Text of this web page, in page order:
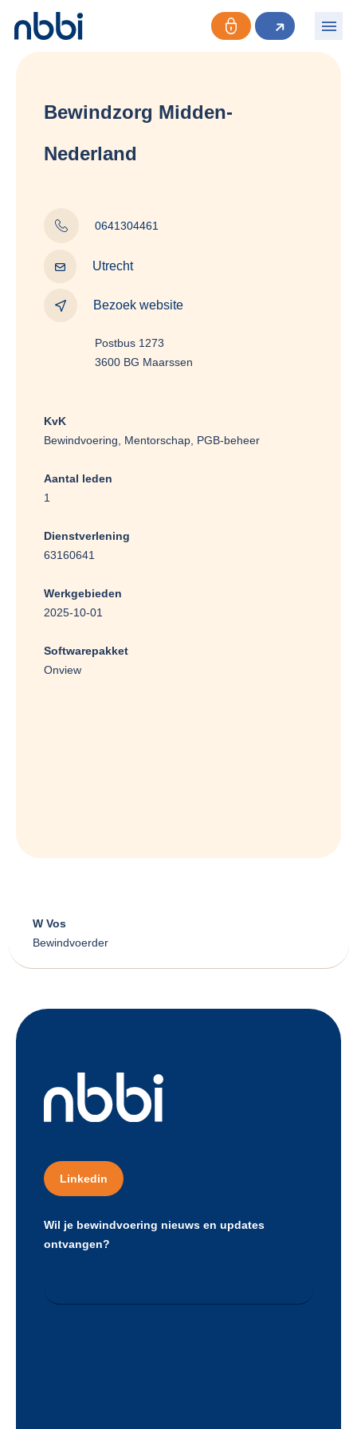
Bewindzorg Midden-
Nederland
0641304461
Utrecht
Bezoek website
Postbus 1273
3600 BG Maarssen
KvK
Bewindvoering, Mentorschap, PGB-beheer
Aantal leden
1
Dienstverlening
63160641
Werkgebieden
2025-10-01
Softwarepakket
Onview
W Vos
Bewindvoerder
Linkedin
Wil je bewindvoering nieuws en updates
ontvangen?